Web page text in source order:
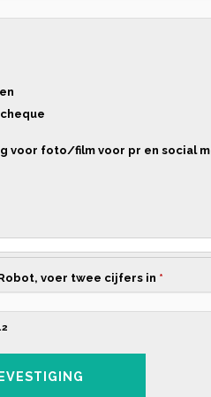
voor foto/film voor pr en social
voer twee cijfers in *